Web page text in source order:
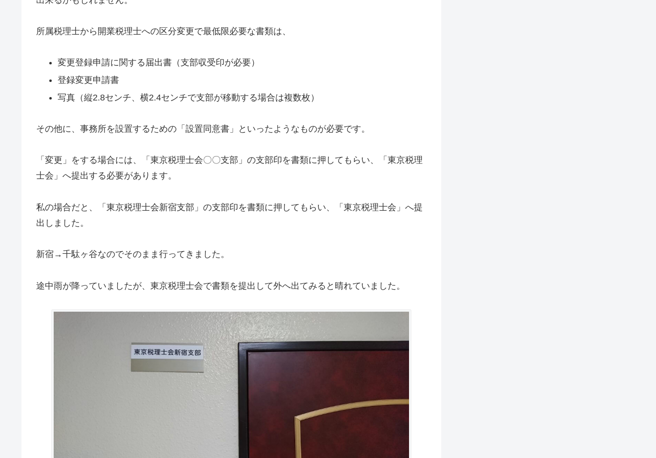
所属税理士から開業税理士への区分変更で最低限必要な書類は、
変更登録申請に関する届出書（支部収受印が必要）
登録変更申請書
写真（縦2.8センチ、横2.4センチで支部が移動する場合は複数枚）
その他に、事務所を設置するための「設置同意書」といったようなものが必要です。
「変更」をする場合には、「東京税理士会〇〇支部」の支部印を書類に押してもらい、「東京税理
士会」へ提出する必要があります。
私の場合だと、「東京税理士会新宿支部」の支部印を書類に押してもらい、「東京税理士会」へ提
出しました。
新宿→千駄ヶ谷なのでそのまま行ってきました。
途中雨が降っていましたが、東京税理士会で書類を提出して外へ出てみると晴れていました。